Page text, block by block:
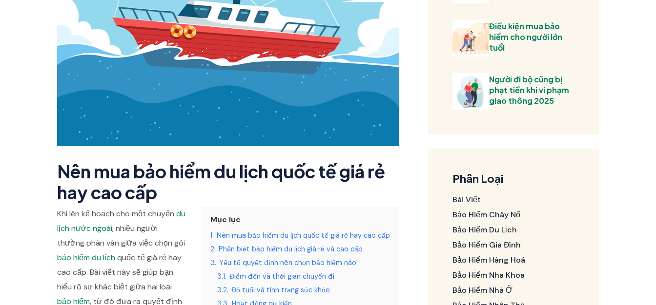
Nên mua bảo hiểm du lịch quốc tế giá rẻ
hay cao cấp
Mục lục
1. Nên mua bảo hiểm du lịch quốc tế giá rẻ hay cao cấp
2. Phân biệt bảo hiểm du lịch giá rẻ và cao cấp
3. Yếu tố quyết định nên chọn bảo hiểm nào
3.1. Điểm đến và thời gian chuyến đi
3.2. Độ tuổi và tình trạng sức khỏe
Khi lên kế hoạch cho một chuyến du
lịch nước ngoài, nhiều người
thường phân vân giữa việc chọn gói
bảo hiểm du lịchquốc tế giá rẻ hay
cao cấp. Bài viết này sẽ giúp bạn
hiểu rõ sự khác biệt giữa hai loại
bảo hiểm, từ đó đưa ra quyết định
Điều kiện mua bảo
hiểm cho người lớn
tuổi
Người đi bộ cũng bị
phạt tiền khi vi phạm
giao thông 2025
Phân Loại
Bài Viết
Bảo Hiểm Cháy Nổ
Bảo Hiểm Du Lịch
Bảo Hiểm Gia Đình
Bảo Hiểm Hàng Hoá
Bảo Hiểm Nha Khoa
Bảo Hiểm Nhà Ở